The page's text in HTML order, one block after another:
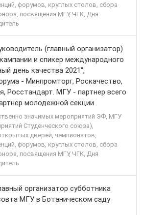
форумов, круглых столов, сбора
посвящения МГУ, ЧГК, Дня
(главный организатор)
и спикер международного
день качества 2021",
- Минпромторг, Роскачество,
Росстандарт. МГУ - партнер всего
молодежной секции
значимых мероприятий ЭФ, МГУ
Студенческого союза),
дверей, чемпионатов,
форумов, круглых столов, сбора
посвящения МГУ, ЧГК, Дня
организатор субботника
МГУ в Ботаническом саду